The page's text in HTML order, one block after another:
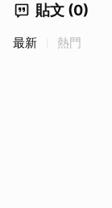
貼文 (0)
最新 熱門